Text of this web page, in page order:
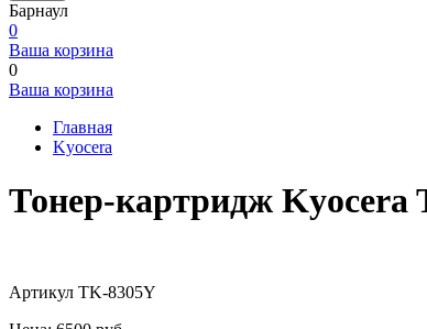
Барнаул
0
Ваша корзина
0
Ваша корзина
Главная
Kyocera
Тонер-картридж Kyocera
Артикул TK-8305Y